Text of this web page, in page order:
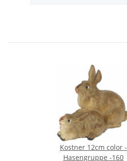
Kostner 12cm color -
Hasengruppe -160